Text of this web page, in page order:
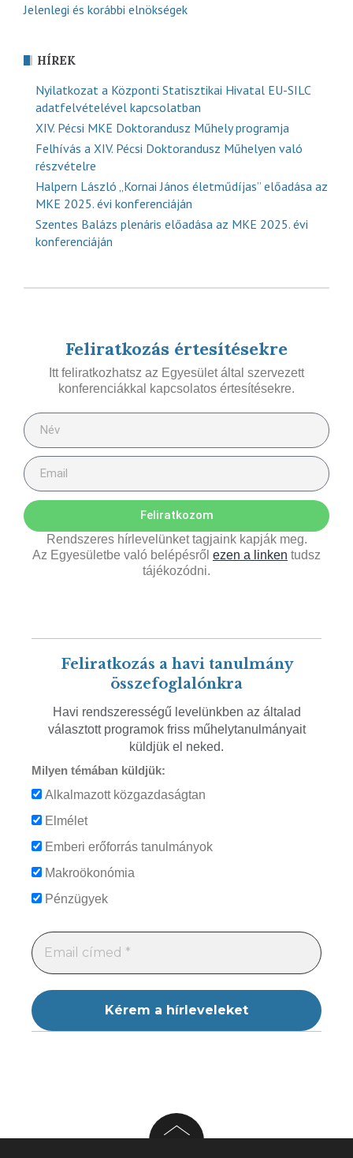
Jelenlegi és korábbi elnökségek
HÍREK
Nyilatkozat a Központi Statisztikai Hivatal EU-SILC
adatfelvételével kapcsolatban
XIV. Pécsi MKE Doktorandusz Műhely programja
Felhívás a XIV. Pécsi Doktorandusz Műhelyen való
részvételre
Halpern László „Kornai János életműdíjas” előadása az
MKE 2025. évi konferenciáján
Szentes Balázs plenáris előadása az MKE 2025. évi
konferenciáján
Feliratkozás értesítésekre
Itt feliratkozhatsz az Egyesület által szervezett
konferenciákkal kapcsolatos értesítésekre.
Feliratkozom
Rendszeres hírlevelünket tagjaink kapják meg.
Az Egyesületbe való belépésről ezen a linken tudsz
tájékozódni.
Feliratkozás a havi tanulmány
összefoglalónkra
Havi rendszerességű levelünkben az általad
választott programok friss műhelytanulmányait
küldjük el neked.
Milyen témában küldjük:
Alkalmazott közgazdaságtan
Elmélet
Emberi erőforrás tanulmányok
Makroökonómia
Pénzügyek